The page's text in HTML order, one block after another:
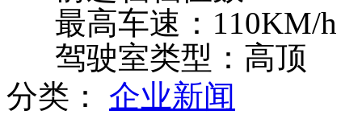
变速箱型号：
前进档档位数：10
最高车速：110KM/h